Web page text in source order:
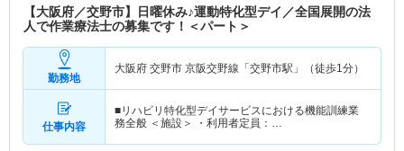
【大阪府／交野市】日曜休み♪運動特化型デイ／全国展開の法
人で作業療法士の募集です！＜パート＞
勤務地
大阪府 交野市 京阪交野線「交野市駅」（徒歩1分）
仕事内容
■リハビリ特化型デイサービスにおける機能訓練業
務全般 ＜施設＞ ・利用者定員：…